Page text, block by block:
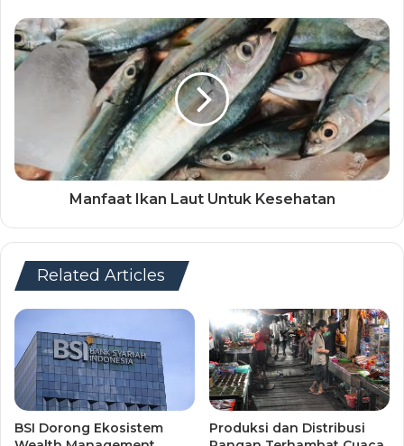
Manfaat Ikan Laut Untuk Kesehatan
Related Articles
BSI Dorong Ekosistem
Produksi dan Distribusi